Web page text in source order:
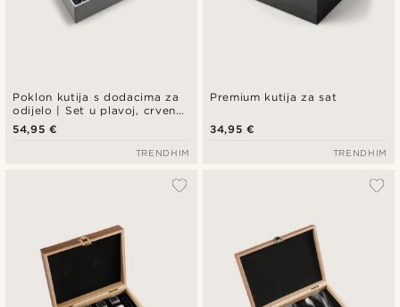
Poklon kutija s dodacima za
odijelo | Set u plavoj, crvenoj
i srebrnoj boji
54,95 €
TRENDHIM
Premium kutija za sat
34,95 €
TRENDHIM